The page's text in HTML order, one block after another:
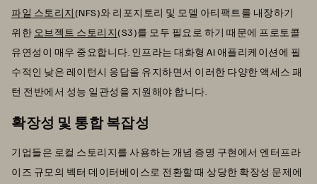
파일 스토리지(NFS)와 리포지토리 및 모델 아티팩트를 내장하기
위한 오브젝트 스토리지(S3)를 모두 필요로 하기 때문에 프로토콜
유연성이 매우 중요합니다. 인프라는 대화형 AI 애플리케이션에 필
수적인 낮은 레이턴시 응답을 유지하면서 이러한 다양한 액세스 패
턴 전반에서 성능 일관성을 지원해야 합니다.
확장성 및 통합 복잡성
기업들은 로컬 스토리지를 사용하는 개념 증명 구현에서 엔터프라
이즈 규모의 벡터 데이터베이스로 전환할 때 상당한 확장성 문제에